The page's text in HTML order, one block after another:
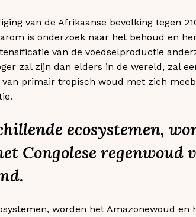
van de Afrikaanse bevolking tegen
is onderzoek naar het behoud en
van de voedselproductie
zal zijn dan elders in de wereld, zal
primair tropisch woud met zich
ecosystemen,
Congolese regenwoud
worden het Amazonewoud en